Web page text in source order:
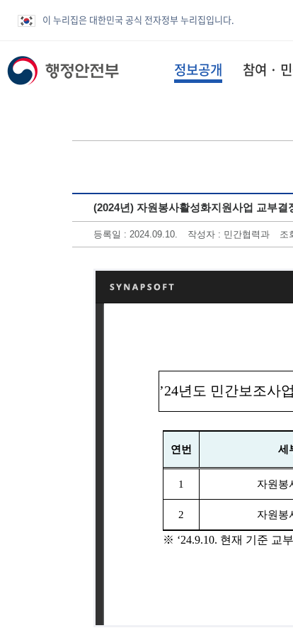
이 누리집은 대한민국 공식 전자정부 누리집입니다.
정보공개 참여 ·
(2024년) 자원봉사활성화지원사업 교부결
등록일 : 2024.09.10. 작성자 : 민간협력과 조